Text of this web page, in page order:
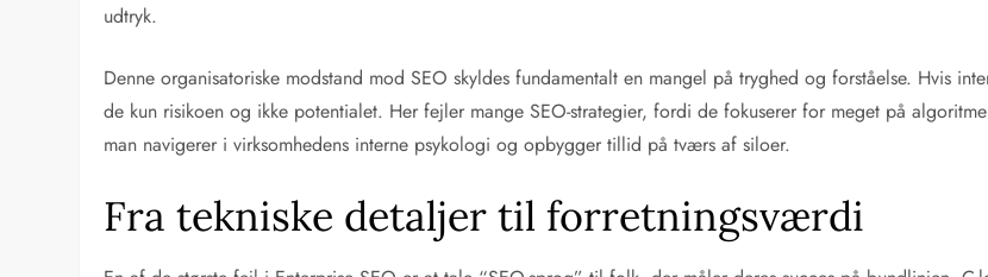
udtryk.
Denne organisatoriske modstand mod SEO skyldes fundamentalt en mangel på tryghed og forståelse. Hvis
de kun risikoen og ikke potentialet. Her fejler mange SEO-strategier, fordi de fokuserer for meget på
man navigerer i virksomhedens interne psykologi og opbygger tillid på tværs af siloer.
Fra tekniske detaljer til forretningsværdi